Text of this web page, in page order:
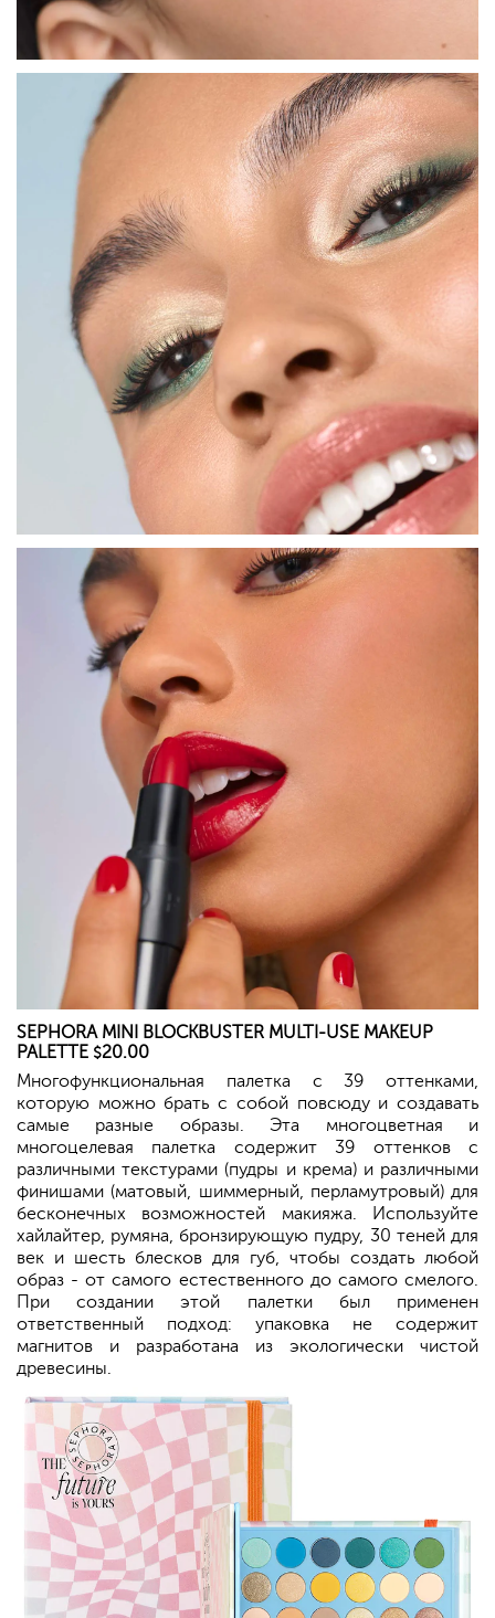
SEPHORA MINI BLOCKBUSTER MULTI-USE MAKEUP
PALETTE $20.00
Многофункциональная палетка с 39 оттенками,
которую можно брать с собой повсюду и создавать
самые разные образы. Эта многоцветная и
многоцелевая палетка содержит 39 оттенков с
различными текстурами (пудры и крема) и различными
финишами (матовый, шиммерный, перламутровый) для
бесконечных возможностей макияжа. Используйте
хайлайтер, румяна, бронзирующую пудру, 30 теней для
век и шесть блесков для губ, чтобы создать любой
образ - от самого естественного до самого смелого.
При создании этой палетки был применен
ответственный подход: упаковка не содержит
магнитов и разработана из экологически чистой
древесины.